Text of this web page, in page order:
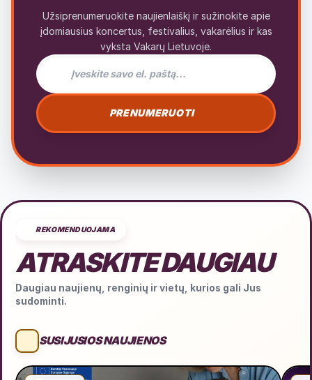
Užsiprenumeruokite naujienlaiškį ir sužinokite apie
įdomiausius koncertus, festivalius, vakarėlius ir kas
vyksta Vakarų Lietuvoje.
El. pašto adresas naujienlaiškiui
PRENUMERUOTI
REKOMENDUOJAMA
ATRASKITE DAUGIAU
Daugiau naujienų, renginių ir vietų, kurios gali Jus
sudominti.
SUSIJUSIOS NAUJIENOS